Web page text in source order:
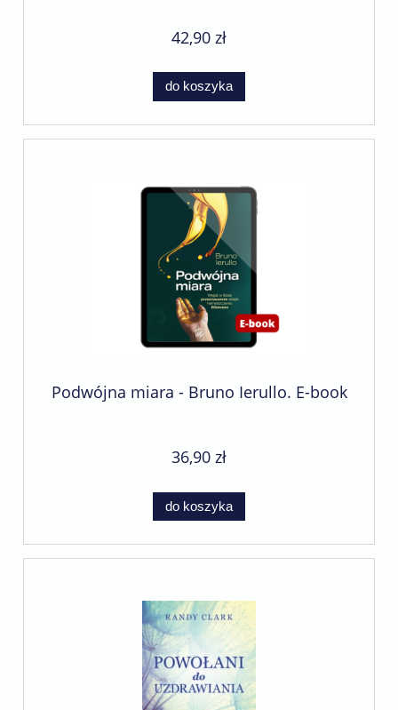
42,90 zł
do koszyka
Podwójna miara - Bruno Ierullo. E-book
36,90 zł
do koszyka